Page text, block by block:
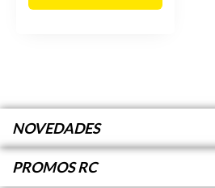
NOVEDADES
PROMOS RC